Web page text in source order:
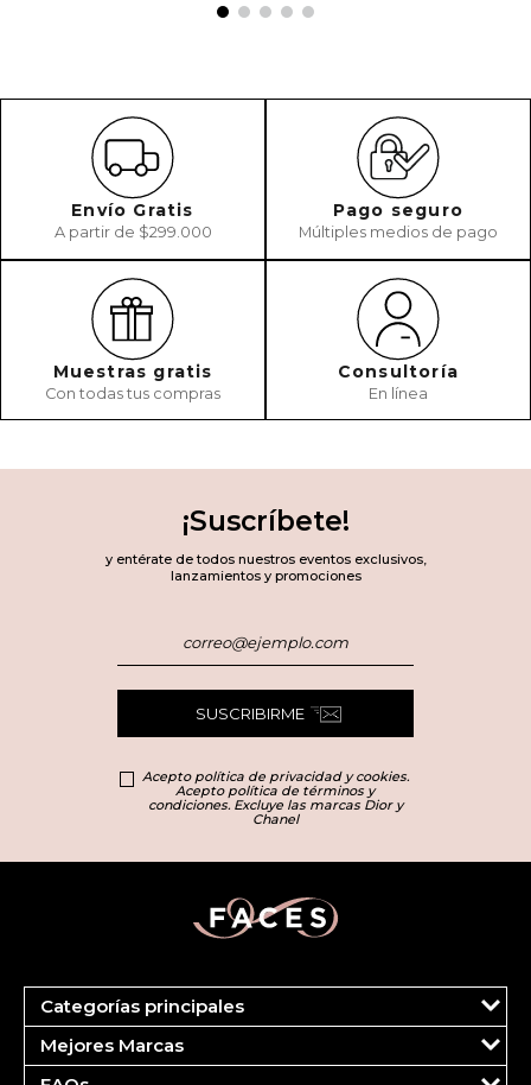
Envío Gratis
A partir de $299.000
Pago seguro
Múltiples medios de pago
Muestras gratis
Con todas tus compras
Consultoría
En línea
¡Suscríbete!
y entérate de todos nuestros eventos exclusivos,
lanzamientos y promociones
SUSCRIBIRME
Acepto política de privacidad y cookies.
Acepto política de términos y
condiciones. Excluye las marcas Dior y
Chanel
Categorías principales
Marcas
Dior
Más Vendidos
Mejores Marcas
Clinique